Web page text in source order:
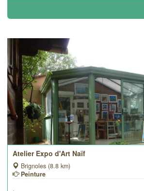
Atelier Expo d'Art Naïf
Brignoles (8.8 km)
Peinture
.